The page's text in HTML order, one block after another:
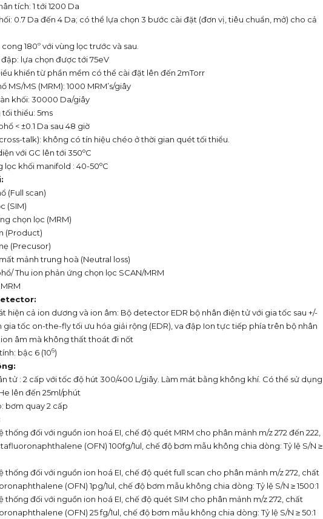
tích: 1 tới 1200 Da
0.7 Da đến 4 Da; có thể lựa chọn 3 bước cài đặt (đơn vị, tiêu chuẩn, mở) cho cả
180º với vùng lọc trước và sau.
lựa chọn được tới 75eV
khiển từ phần mềm có thể cài đặt lên đến 2mTorr
MS/MS (MRM): 1000 MRM’s/giây
khối: 30000 Da/giây
thiểu: 5ms
< ±0.1 Da sau 48 giờ
talk): không có tín hiệu chéo ở thời gian quét tối thiểu.
với GC lên tới 350oC
lọc khối manifold : 40-50oC
:
(Full scan)
(SIM)
chọn lọc (MRM)
(Product)
(Precusor)
mảnh trung hoà (Neutral loss)
Thu ion phản ứng chọn lọc SCAN/MRM
hiện cả ion dương và ion âm: Bộ detector EDR bộ nhân điện tử với gia tốc sau +/-
gia tốc on-the-fly tối ưu hóa giải rộng (EDR), va đập Ion tực tiếp phía trên bộ nhân
âm mà không thất thoát đi nốt
bậc 6 (106)
tử : 2 cấp với tốc độ hút 300/400 L/giây. Làm mát bằng không khí. Có thể sử dụng
lên đến 25ml/phút
bơm quay 2 cấp
thống đối với nguồn ion hoá EI, chế độ quét MRM cho phân mảnh m/z 272 đến 222,
(OFN) 100fg/1ul, chế độ bơm mẫu không chia dòng: Tỷ lệ S/N ≥
thống đối với nguồn ion hoá EI, chế độ quét full scan cho phân mảnh m/z 272, chất
(OFN) 1pg/1ul, chế độ bơm mẫu không chia dòng: Tỷ lệ S/N ≥ 1500:1
thống đối với nguồn ion hoá EI, chế độ quét SIM cho phân mảnh m/z 272, chất
(OFN) 25 fg/1ul, chế độ bơm mẫu không chia dòng: Tỷ lệ S/N ≥ 50:1